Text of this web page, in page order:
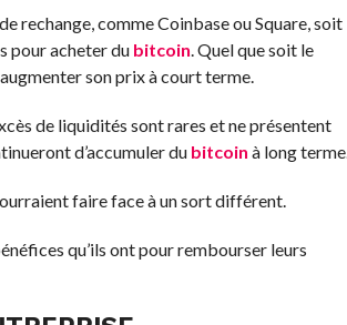
rechange, comme Coinbase ou Square, soit
pour acheter du bitcoin . Quel que soit le
augmenter son prix à court terme.
de liquidités sont rares et ne présentent
d’accumuler du bitcoin à long terme.
faire face à un sort différent.
qu’ils ont pour rembourser leurs